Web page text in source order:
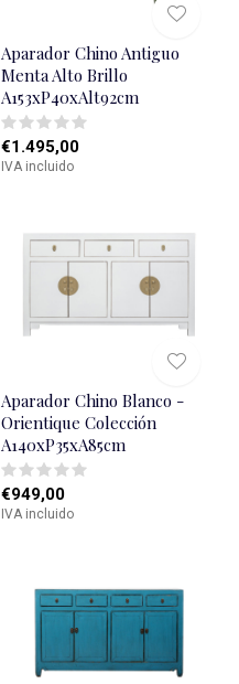
Aparador Chino Antiguo
Menta Alto Brillo
A153xP40xAlt92cm
€1.495,00
IVA incluido
Aparador Chino Blanco -
Orientique Colección
A140xP35xA85cm
€949,00
IVA incluido